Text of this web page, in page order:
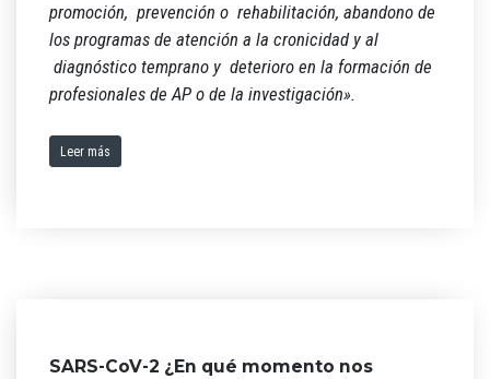
promoción, prevención o rehabilitación, abandono de
los programas de atención a la cronicidad y al
diagnóstico temprano y deterioro en la formación de
profesionales de AP o de la investigación».
Leer más
SARS-CoV-2 ¿En qué momento nos